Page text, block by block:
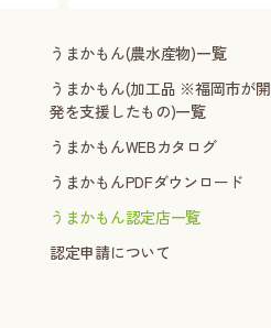
うまかもん(農水産物)一覧
うまかもん(加工品 ※福岡市が開
発を支援したもの)一覧
うまかもんWEBカタログ
うまかもんPDFダウンロード
うまかもん認定店一覧
認定申請について